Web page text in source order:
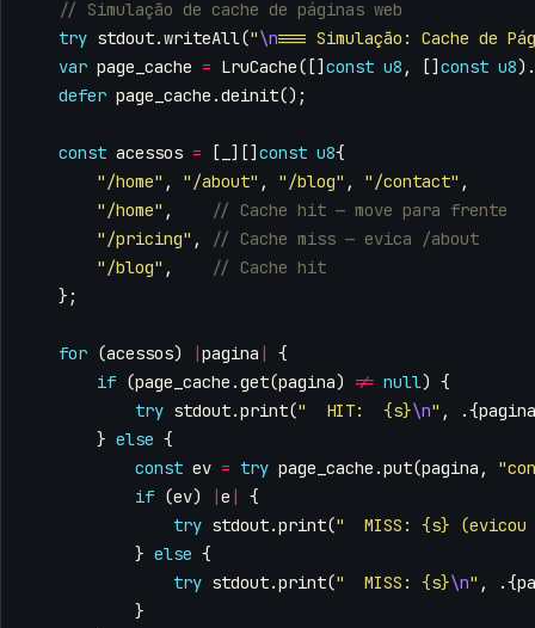
try stdout.writeAll("\n=== Simulação: Cache de
var page_cache = LruCache([] const u8 , [] const u8).
defer page_cache .deinit();
const acessos = [ ][] const u8{
"/home" , "/about" , "/blog" , "/contact" ,
"/home" ,
"/pricing" ,
"/blog" ,
};
for (acessos) |pagina |
{
if (page_cache .get(pagina) != null) {
try stdout.print("  HIT:  {s}\n" , .{pagina
} else {
const ev = try page_cache .put(pagina ,
if (ev) |e |
{
try stdout.print("  MISS: {s}
} else {
try stdout.print("  MISS: {s}\n" , .{
}